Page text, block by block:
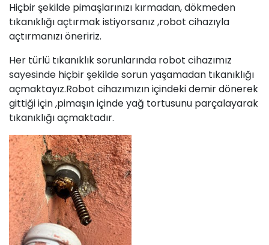
Hiçbir şekilde pimaşlarınızı kırmadan, dökmeden
tıkanıklığı açtırmak istiyorsanız ,robot cihazıyla
açtırmanızı öneririz.
Her türlü tıkanıklık sorunlarında robot cihazımız
sayesinde hiçbir şekilde sorun yaşamadan tıkanıklığı
açmaktayız.Robot cihazımızın içindeki demir dönerek
gittiği için ,pimaşın içinde yağ tortusunu parçalayarak
tıkanıklığı açmaktadır.